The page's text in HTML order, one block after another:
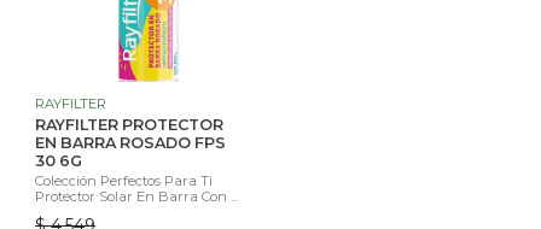
RAYFILTER
RAYFILTER PROTECTOR
EN BARRA ROSADO FPS
30 6G
Colección Perfectos Para Ti
Protector Solar En Barra Con ...